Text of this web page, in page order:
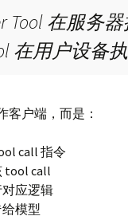
Tool 在服务
在用户设备
客户端，而是：
call 指令
tool call
应逻辑
模型